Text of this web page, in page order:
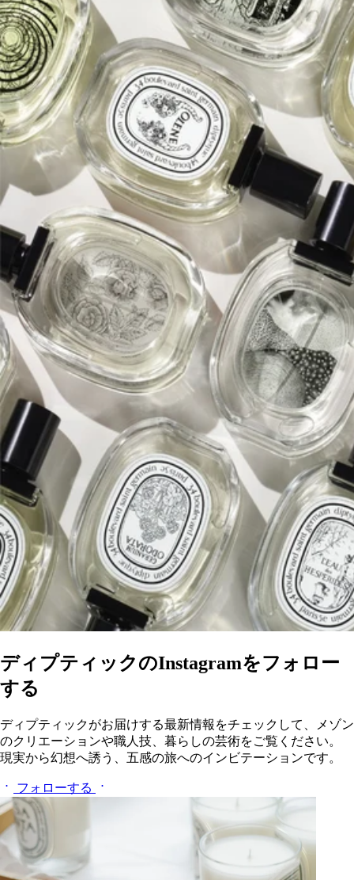
ディプティックのInstagramをフォロー
する
ディプティックがお届けする最新情報をチェックして、メゾン
のクリエーションや職人技、暮らしの芸術をご覧ください。
現実から幻想へ誘う、五感の旅へのインビテーションです。
フォローする